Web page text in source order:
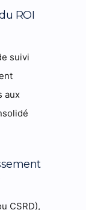
ROI
suivi
aux
CSRD),